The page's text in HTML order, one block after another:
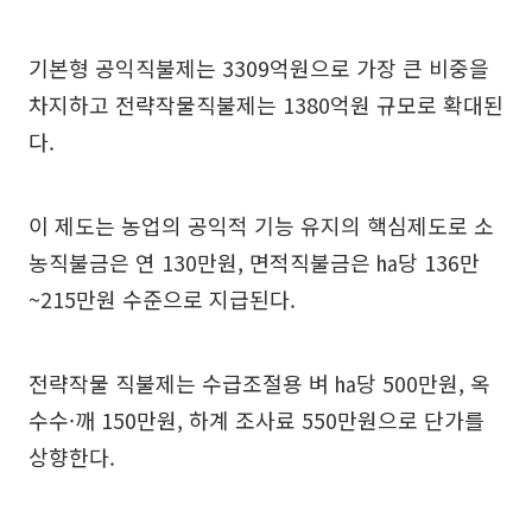
기본형 공익직불제는 3309억원으로 가장 큰 비중을
차지하고 전략작물직불제는 1380억원 규모로 확대된
다.
이 제도는 농업의 공익적 기능 유지의 핵심제도로 소
농직불금은 연 130만원, 면적직불금은 ㏊당 136만
~215만원 수준으로 지급된다.
전략작물 직불제는 수급조절용 벼 ㏊당 500만원, 옥
수수·깨 150만원, 하계 조사료 550만원으로 단가를
상향한다.